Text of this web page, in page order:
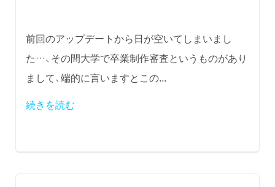
前回のアップデートから日が空いてしまいまし
た…、その間大学で卒業制作審査というものがあり
まして、端的に言いますとこの...
続きを読む